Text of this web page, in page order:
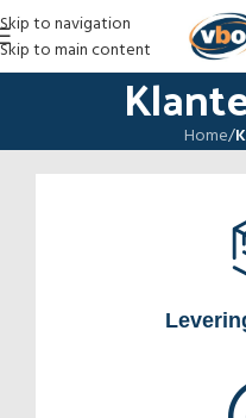
Skip to navigation
Skip to main content
Home/